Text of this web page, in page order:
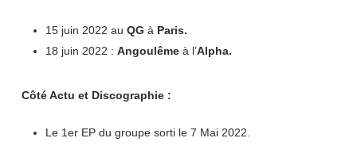
15 juin 2022 au QG à Paris.
18 juin 2022 : Angoulêmeà l’Alpha.
Côté Actu et Discographie :
Le 1er EP du groupe sorti le 7 Mai 2022.